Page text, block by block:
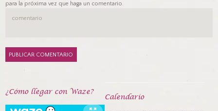
para la próxima vez que haga un comentario.
¿Cómo llegar con Waze?
Calendarío